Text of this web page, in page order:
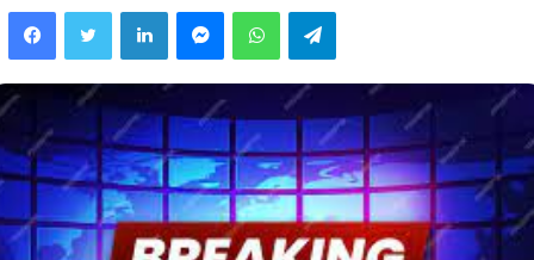
FacebookTwitter LinkedInMessengerWhatsAppTelegram